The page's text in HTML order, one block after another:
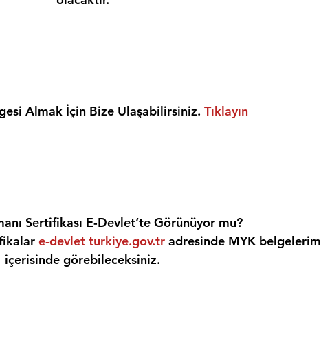
Almak İçin Bize Ulaşabilirsiniz. Tıklayın
Sertifikası E-Devlet’te Görünüyor mu?
e-devlet turkiye.gov.tr adresinde MYK belgelerim
içerisinde görebileceksiniz.